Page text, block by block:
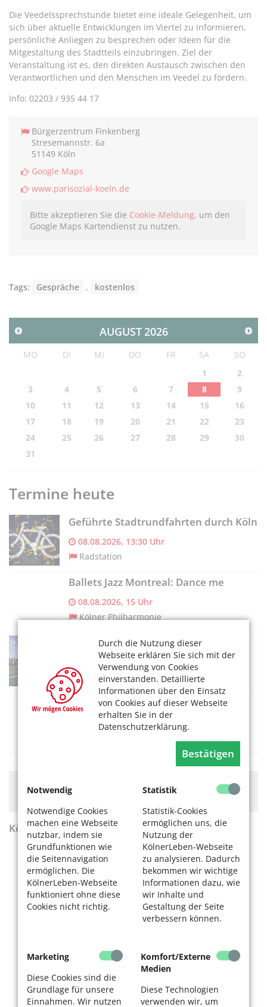
Durch die Nutzung dieser
Webseite erklären Sie sich mit der
Verwendung von Cookies
einverstanden. Detaillierte
Informationen über den Einsatz
von Cookies auf dieser Webseite
erhalten Sie in der
Datenschutzerklärung.
Bestätigen
Notwendig
Notwendige Cookies
machen eine Webseite
nutzbar, indem sie
Grundfunktionen wie
die Seitennavigation
ermöglichen. Die
KölnerLeben-Webseite
funktioniert ohne diese
Cookies nicht richtig.
Statistik
Statistik-Cookies
ermöglichen uns, die
Nutzung der
KölnerLeben-Webseite
zu analysieren. Dadurch
bekommen wir wichtige
Informationen dazu, wie
wir Inhalte und
Gestaltung der Seite
verbessern können.
Marketing
Diese Cookies sind die
Grundlage für unsere
Einnahmen. Wir nutzen
Komfort/Externe
Medien
Diese Technologien
verwenden wir, um
Die Veedelssprechstunde bietet eine ideale Gelegenheit, um
sich über aktuelle Entwicklungen im Viertel zu informieren,
persönliche Anliegen zu besprechen oder Ideen für die
Mitgestaltung des Stadtteils einzubringen. Ziel der
Veranstaltung ist es, den direkten Austausch zwischen den
Verantwortlichen und den Menschen im Veedel zu fördern.
Info: 02203 / 935 44 17
Bürgerzentrum Finkenberg
Stresemannstr. 6a
51149 Köln
Google Maps
www.parisozial-koeln.de
Bitte akzeptieren Sie die Cookie-Meldung, um den
Google Maps Kartendienst zu nutzen.
Tags: Gespräche , kostenlos
AUGUST 2026
MO DI MI DO FR SA
SO
1
2
3
4 5 6 7 8
9
10
11 12 13 14 15
16
17
18 19 20 21 22
23
24
25 26 27 28 29
30
31
Termine heute
Geführte Stadtrundfahrten durch Köln
08.08.2026, 13:30 Uhr
Radstation
Ballets Jazz Montreal: Dance me
08.08.2026, 15 Uhr
Kölner Philharmonie
Panoramafahrt
08.08.2026, 13:15 Uhr
Kölntourist Personenschiffahrt am Dom
Spaziergang im FriedWald
08.08.2026, 14 Uhr
Hier könnte Werbung stehen, mit der wir uns
finanzieren. Bitte akzeptieren Sie dieCookie-Meldung.
KölnerLeben Sommer 2026